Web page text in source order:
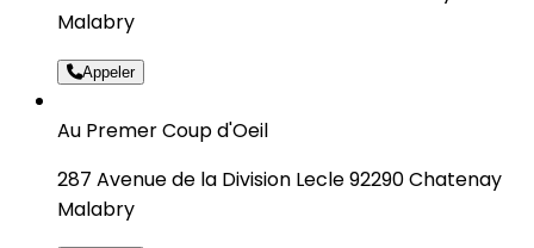
Malabry
Appeler
Au Premer Coup d'Oeil
287 Avenue de la Division Lecle 92290 Chatenay
Malabry